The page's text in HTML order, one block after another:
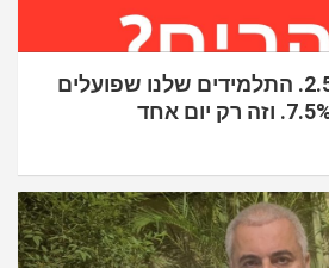
הנאסד"ק עלה 2.59%. התלמידים שלנו שפועלים